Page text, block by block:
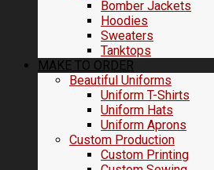
Bomber Jackets
Hoodies
Sweaters
Tanktops
MAKE TO ORDER
Beautiful Uniforms
Uniform T-Shirts
Uniform Hats
Uniform Aprons
Custom Production
Custom Printing